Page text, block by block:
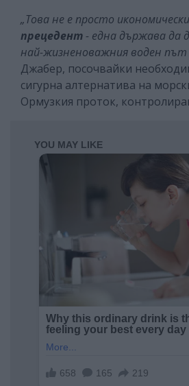
„Това не е просто
прецедент - една държава да
най-жизненоважния воден път
Джабер, посочвайки
сигурна алтернатива на
Ормузкия проток,